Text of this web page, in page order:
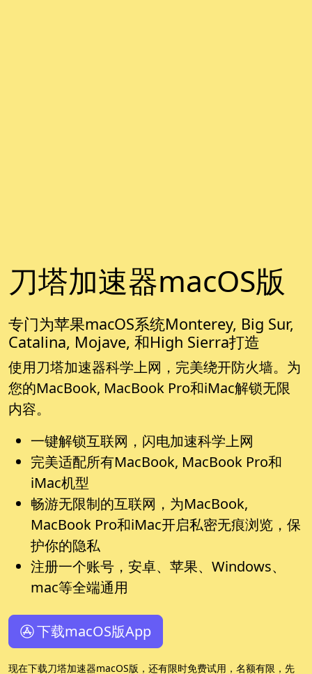
刀塔加速器macOS版
专门为苹果macOS系统Monterey, Big Sur,
Catalina, Mojave, 和High Sierra打造
使用刀塔加速器科学上网，完美绕开防火墙。为
您的MacBook, MacBook Pro和iMac解锁无限
内容。
一键解锁互联网，闪电加速科学上网
完美适配所有MacBook, MacBook Pro和
iMac机型
畅游无限制的互联网，为MacBook,
MacBook Pro和iMac开启私密无痕浏览，保
护你的隐私
注册一个账号，安卓、苹果、Windows、
mac等全端通用
下载macOS版App
现在下载刀塔加速器macOS版，还有限时免费试用，名额有限，先